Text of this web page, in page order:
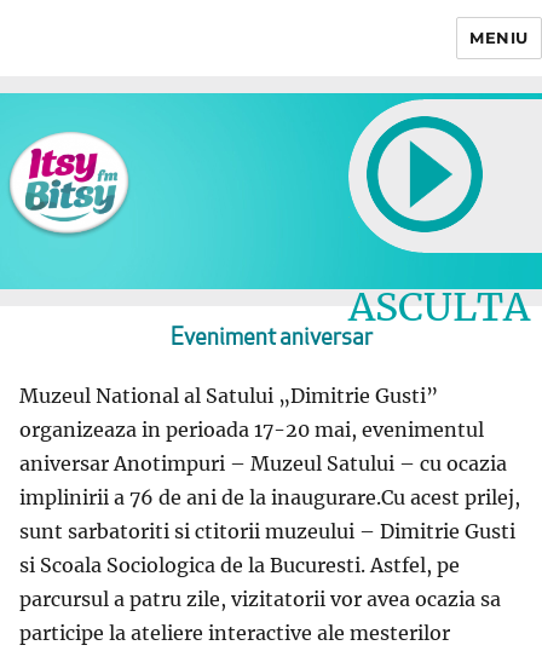
MENIU
ASCULTA
LIVE
Eveniment aniversar
Muzeul National al Satului „Dimitrie Gusti”
organizeaza in perioada 17-20 mai, evenimentul
aniversar Anotimpuri – Muzeul Satului – cu ocazia
implinirii a 76 de ani de la inaugurare.Cu acest prilej,
sunt sarbatoriti si ctitorii muzeului – Dimitrie Gusti
si Scoala Sociologica de la Bucuresti. Astfel, pe
parcursul a patru zile, vizitatorii vor avea ocazia sa
participe la ateliere interactive ale mesterilor